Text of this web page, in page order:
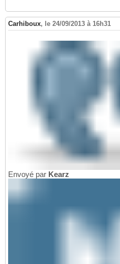
Carhiboux, le 24/09/2013 à 16h31
Envoyé par Kearz